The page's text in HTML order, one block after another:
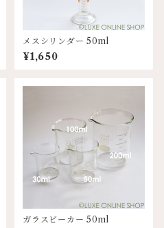
メスシリンダー 50ml
¥1,650
ガラスビーカー 50ml